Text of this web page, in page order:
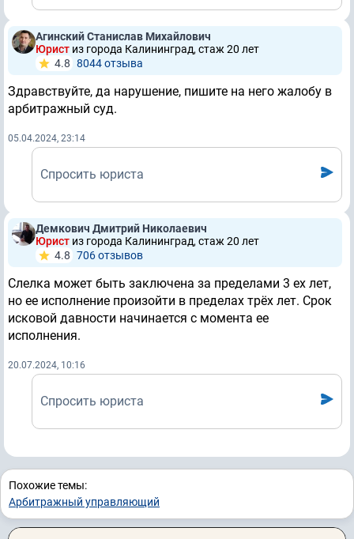
Агинский Станислав Михайлович
Юрист из города Калининград, стаж 20 лет
4.8 8044 отзывa
Здравствуйте, да нарушение, пишите на него жалобу в
арбитражный суд.
05.04.2024, 23:14
Спросить юриста
Демкович Дмитрий Николаевич
Юрист из города Калининград, стаж 20 лет
4.8 706 отзывов
Слелка может быть заключена за пределами 3 ех лет,
но ее исполнение произойти в пределах трёх лет. Срок
исковой давности начинается с момента ее
исполнения.
20.07.2024, 10:16
Спросить юриста
Похожие темы:
Арбитражный управляющий